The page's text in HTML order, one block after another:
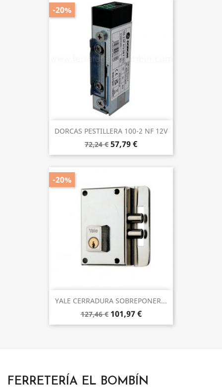
DORCAS PESTILLERA 100-2 NF 12V
72,24 € 57,79 €
-20%
YALE CERRADURA SOBREPONER...
127,46 € 101,97 €
-20%
FERRETERÍA EL BOMBÍN